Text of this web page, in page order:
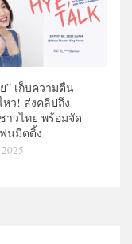
” เก็บความตื่น
หว! ส่งคลิปถึง
วไทย พร้อมจัด
นมีตติ้ง